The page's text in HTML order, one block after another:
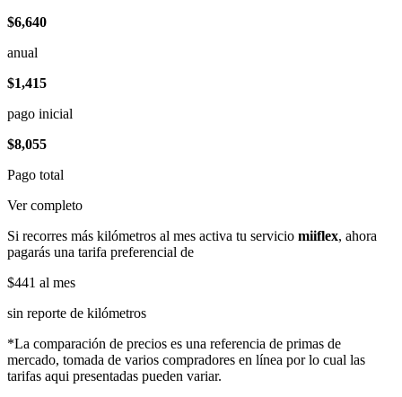
$6,640
anual
$1,415
pago inicial
$8,055
Pago total
Ver completo
Si recorres más kilómetros al mes activa tu servicio miiflex, ahora
pagarás una tarifa preferencial de
$441 al mes
sin reporte de kilómetros
*La comparación de precios es una referencia de primas de
mercado, tomada de varios compradores en línea por lo cual las
tarifas aqui presentadas pueden variar.